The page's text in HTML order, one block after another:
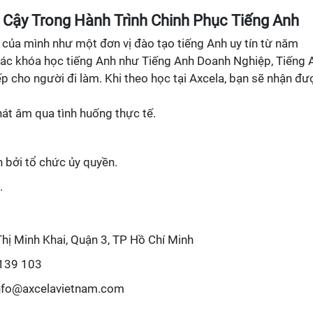
Trong Hành Trình Chinh Phục Tiếng Anh
mình như một đơn vị đào tạo tiếng Anh uy tín từ năm
khóa học tiếng Anh như Tiếng Anh Doanh Nghiệp, Tiếng
cho người đi làm. Khi theo học tại Axcela, bạn sẽ nhận
âm qua tình huống thực tế.
tổ chức ủy quyền.
Minh Khai, Quận 3, TP Hồ Chí Minh
103